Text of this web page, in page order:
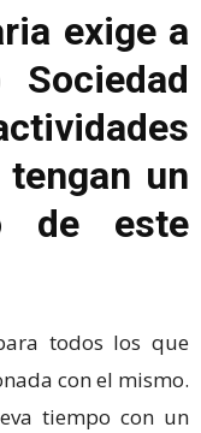
exige a
un
de este
todos los que
con el mismo.
tiempo con un